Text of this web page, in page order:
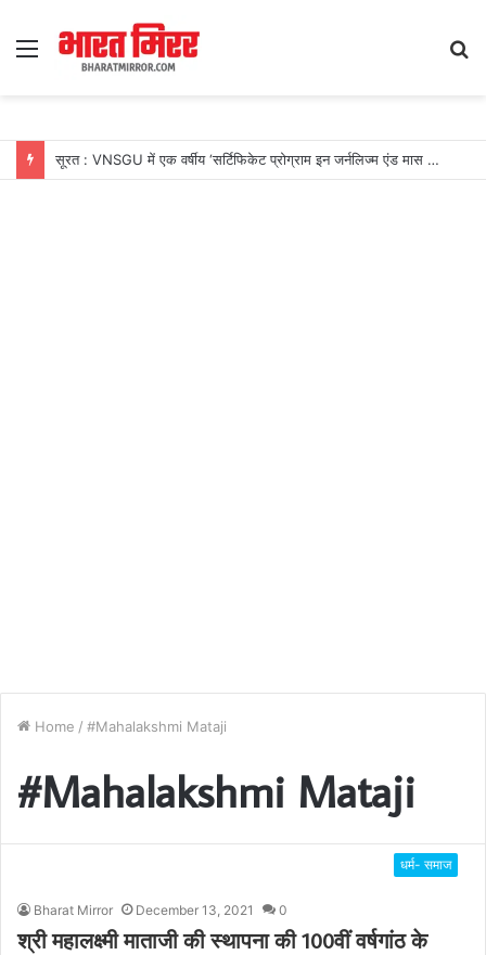
Menu
सूरत : VNSGU में एक वर्षीय ‘सर्टिफिकेट प्रोग्राम इन जर्नलिज्म एंड मास कम्युनिकेशन’ का शुभारंभ
Home / #Mahalakshmi Mataji
#Mahalakshmi Mataji
धर्म- समाज
Bharat Mirror December 13, 2021 0
श्री महालक्ष्मी माताजी की स्थापना की 100वीं वर्षगांठ के